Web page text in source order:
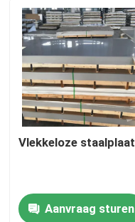
Producten
Vlekkeloze staalplaat
Aanvraag sturen